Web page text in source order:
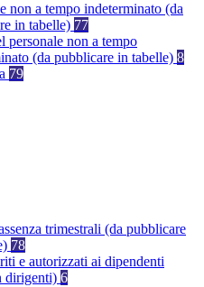
non a tempo indeterminato (da
in tabelle) 77
personale non a tempo
(da pubblicare in tabelle) 8
79
trimestrali (da pubblicare
78
e autorizzati ai dipendenti
dirigenti) 6